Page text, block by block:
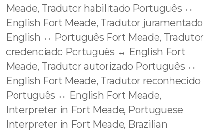
Meade, Tradutor habilitado Português ↔️
English Fort Meade, Tradutor juramentado
English ↔️ Português Fort Meade, Tradutor
credenciado Português ↔️ English Fort
Meade, Tradutor autorizado Português ↔️
English Fort Meade, Tradutor reconhecido
Português ↔️ English Fort Meade,
Interpreter in Fort Meade, Portuguese
Interpreter in Fort Meade, Brazilian